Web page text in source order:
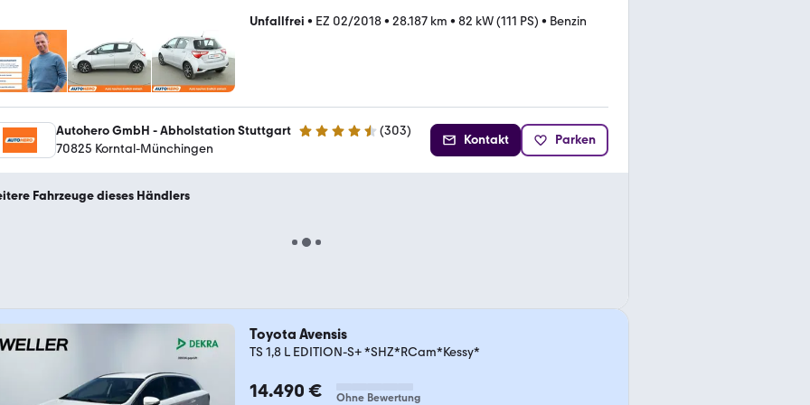
Unfallfrei • EZ 02/2018• 28.187 km • 82 kW (111 PS) • Benzin
Autohero GmbH - Abholstation Stuttgart 4.4 Sterne (303)
70825 Korntal-Münchingen
Kontakt Parken
Fahrzeuge dieses Händlers
Toyota Avensis
TS 1,8 L EDITION-S+ *SHZ*RCam*Kessy*
14.490 € Ohne Bewertung